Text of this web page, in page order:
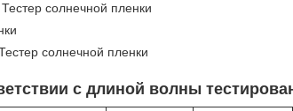
солнечной пленки
солнечной пленки
с длиной волны